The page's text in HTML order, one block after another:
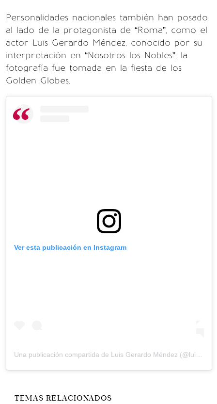
Personalidades nacionales también han posado
al lado de la protagonista de “Roma”, como el
actor Luis Gerardo Méndez, conocido por su
interpretación en “Nosotros los Nobles”, la
fotografía fue tomada en la fiesta de los
Golden Globes.
Ver esta publicación en Instagram
Una publicación compartida de Luis Gerardo Méndez (@luisgerardom) el
TEMAS RELACIONADOS